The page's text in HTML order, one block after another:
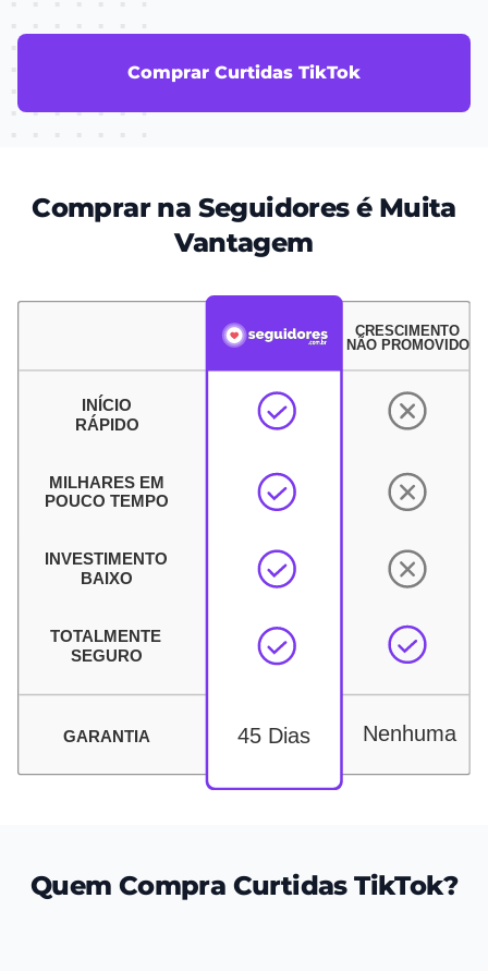
Comprar Curtidas TikTok
Comprar na Seguidores é Muita
Vantagem
Quem Compra Curtidas TikTok?